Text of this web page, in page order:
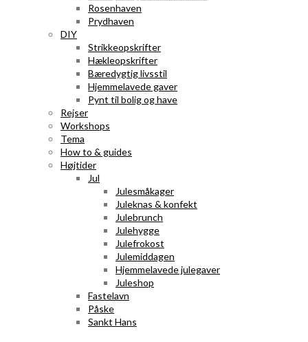
Rosenhaven
Prydhaven
DIY
Strikkeopskrifter
Hækleopskrifter
Bæredygtig livsstil
Hjemmelavede gaver
Pynt til bolig og have
Rejser
Workshops
Tema
How to & guides
Højtider
Jul
Julesmåkager
Juleknas & konfekt
Julebrunch
Julehygge
Julefrokost
Julemiddagen
Hjemmelavede julegaver
Juleshop
Fastelavn
Påske
Sankt Hans